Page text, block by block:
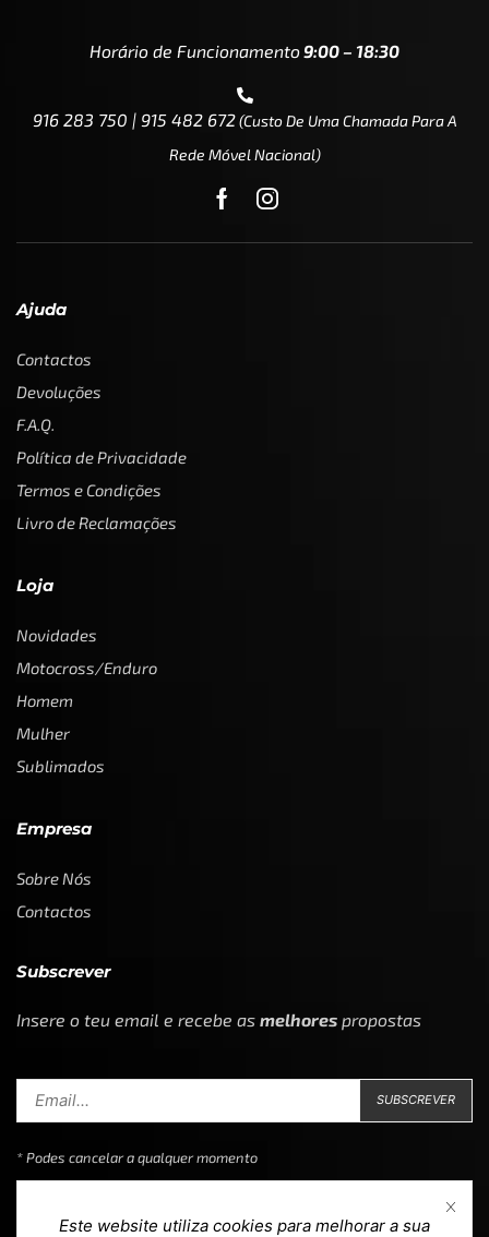
Horário de Funcionamento9:00 – 18:30
916 283 750 | 915 482 672(custo De Uma Chamada Para A
Rede Móvel Nacional)
Ajuda
Contactos
Devoluções
F.A.Q.
Política de Privacidade
Termos e Condições
Livro de Reclamações
Loja
Novidades
Motocross/Enduro
Homem
Mulher
Sublimados
Empresa
Sobre Nós
Contactos
Subscrever
Insere o teu email e recebe as melhores propostas
* Podes cancelar a qualquer momento
Este website utiliza cookies para melhorar a sua